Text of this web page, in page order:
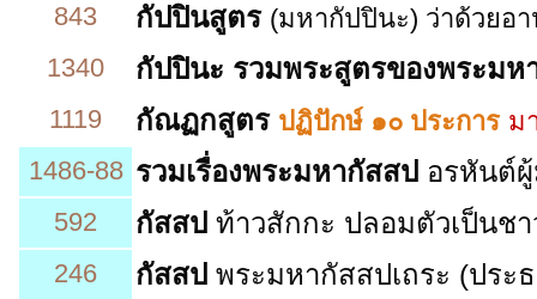
843 กัปปินสูตร (มหากัปปินะ) ว่าด้วยอ
1340
กัปปินะ รวมพระสูตรของพระมห
1119 กัณฏกสูตร ปฏิปักษ์ ๑๐ ประการ ม
1486-88 รวมเรื่องพระมหากัสสป อรหันต์
592 กัสสป ท้าวสักกะ ปลอมตัวเป็นช
246 กัสสป พระมหากัสสปเถระ (ประ